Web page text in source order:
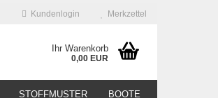
Kundenlogin Merkzettel
Ihr Warenkorb
0,00 EUR
STOFFMUSTER BOOTE